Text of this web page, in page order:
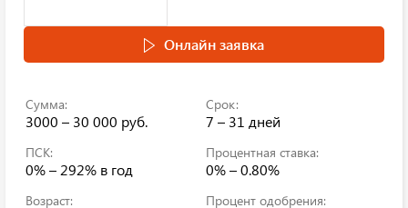
Онлайн заявка
Сумма:
3000 – 30 000 руб.
Срок:
7 – 31 дней
ПСК:
0% – 292% в год
Процентная ставка:
0% – 0.80%
Возраст: Процент одобрения: